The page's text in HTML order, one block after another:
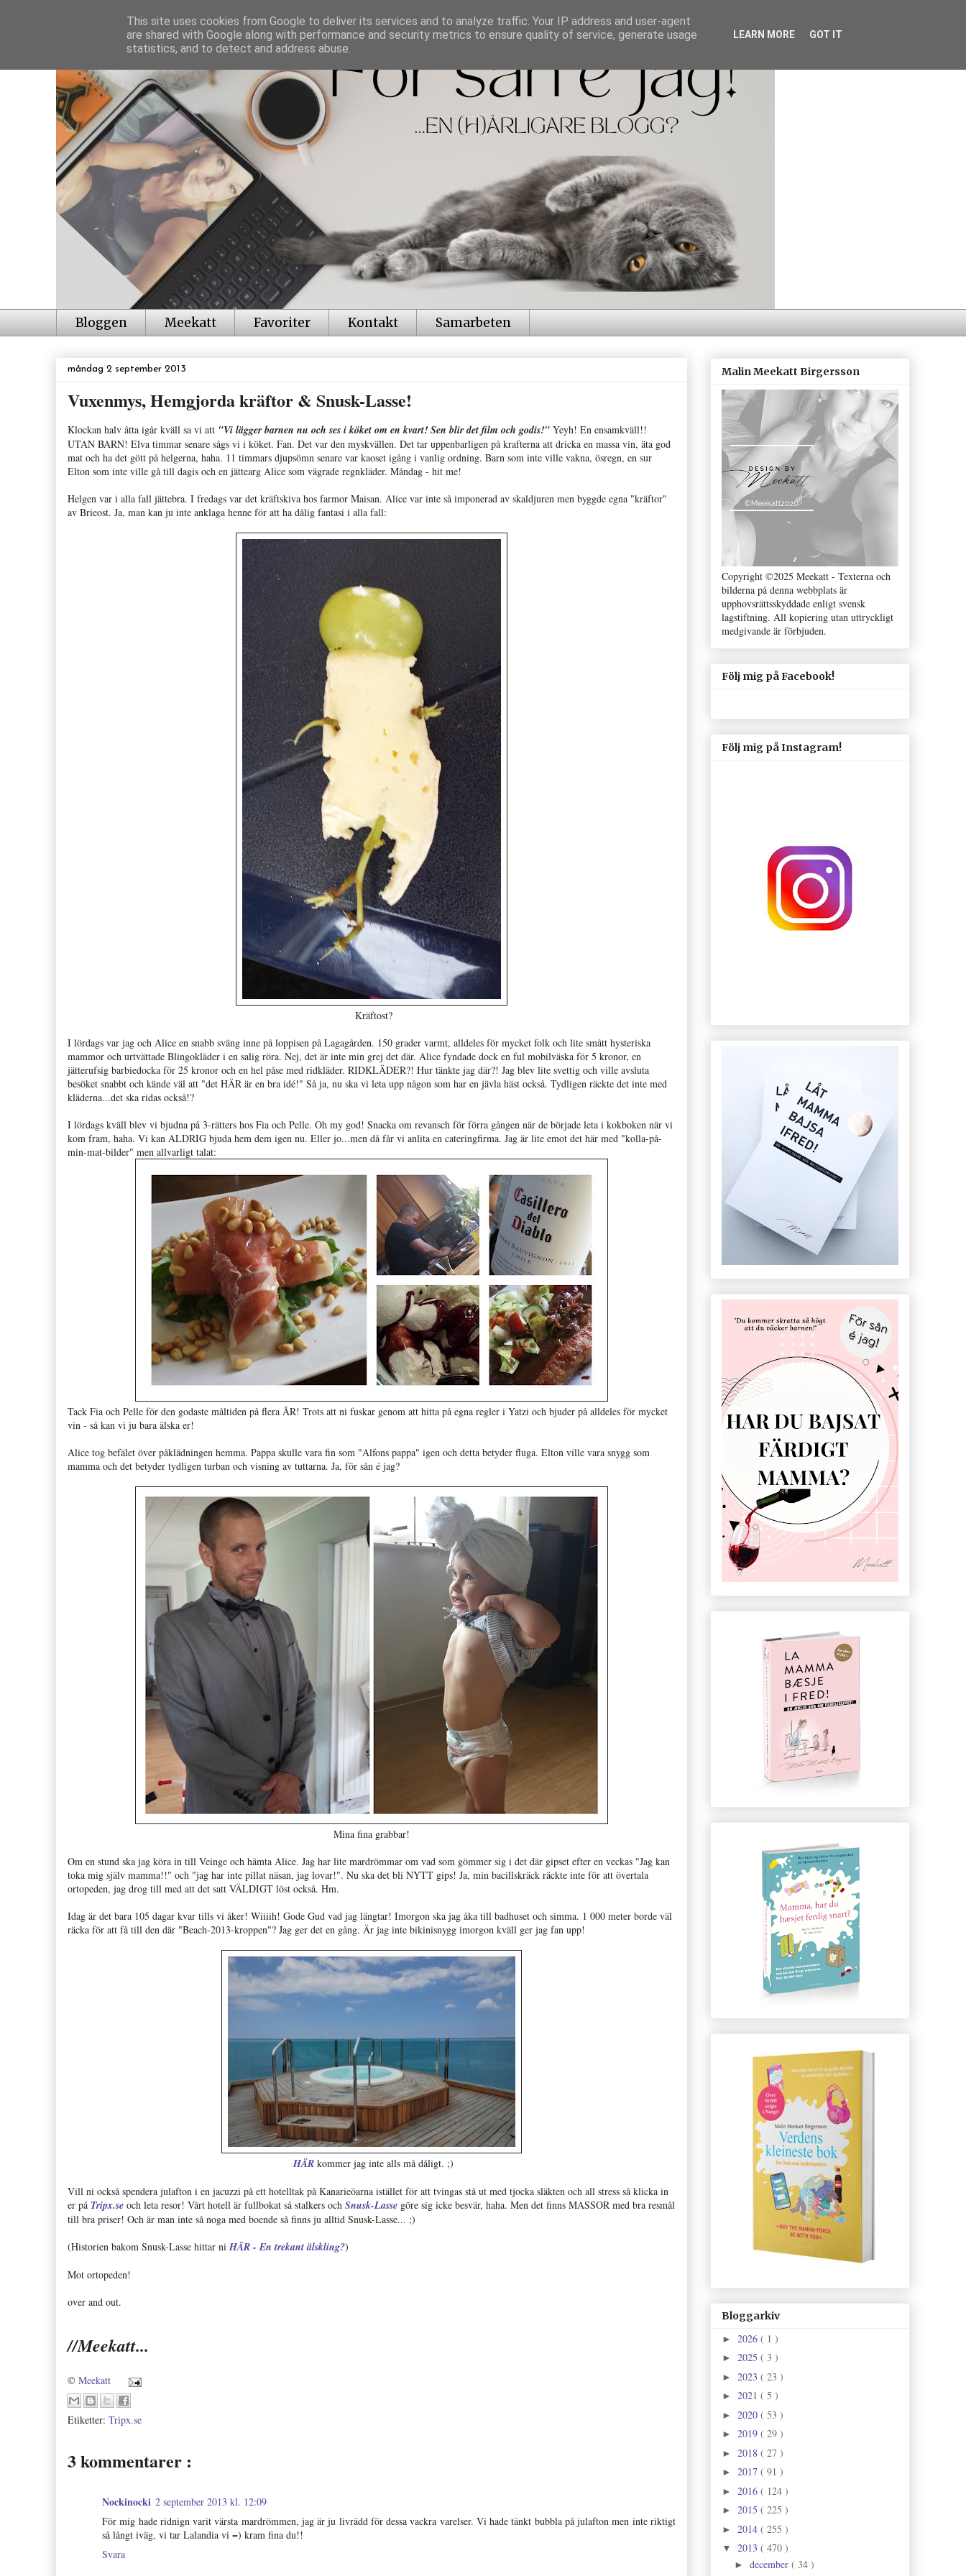
Bloggen Meekatt Favoriter Kontakt Samarbeten
måndag 2 september 2013
Vuxenmys, Hemgjorda kräftor & Snusk-Lasse!
Klockan halv åtta igår kväll sa vi att "Vi lägger barnen nu och ses i köket om en kvart! Sen blir det film och godis!" Yeyh! En ensamkväll!!
UTAN BARN! Elva timmar senare sågs vi i köket. Fan. Det var den myskvällen. Det tar uppenbarligen på krafterna att dricka en massa vin, äta god
mat och ha det gött på helgerna, haha. 11 timmars djupsömn senare var kaoset igång i vanlig ordning. Barn som inte ville vakna, ösregn, en sur
Elton som inte ville gå till dagis och en jättearg Alice som vägrade regnkläder. Måndag - hit me!
Helgen var i alla fall jättebra. I fredags var det kräftskiva hos farmor Maisan. Alice var inte så imponerad av skaldjuren men byggde egna "kräftor"
av Brieost. Ja, man kan ju inte anklaga henne för att ha dålig fantasi i alla fall:
Kräftost?
I lördags var jag och Alice en snabb sväng inne på loppisen på Lagagården. 150 grader varmt, alldeles för mycket folk och lite smått hysteriska
mammor och urtvättade Blingokläder i en salig röra. Nej, det är inte min grej det där. Alice fyndade dock en ful mobilväska för 5 kronor, en
jätterufsig barbiedocka för 25 kronor och en hel påse med ridkläder. RIDKLÄDER?! Hur tänkte jag där?! Jag blev lite svettig och ville avsluta
besöket snabbt och kände väl att "det HÄR är en bra idé!" Så ja, nu ska vi leta upp någon som har en jävla häst också. Tydligen räckte det inte med
kläderna...det ska ridas också!?
I lördags kväll blev vi bjudna på 3-rätters hos Fia och Pelle. Oh my god! Snacka om revansch för förra gången när de började leta i kokboken när vi
kom fram, haha. Vi kan ALDRIG bjuda hem dem igen nu. Eller jo...men då får vi anlita en cateringfirma. Jag är lite emot det här med "kolla-på-
min-mat-bilder" men allvarligt talat:
Tack Fia och Pelle för den godaste måltiden på flera ÅR! Trots att ni fuskar genom att hitta på egna regler i Yatzi och bjuder på alldeles för mycket
vin - så kan vi ju bara älska er!
Alice tog befälet över påklädningen hemma. Pappa skulle vara fin som "Alfons pappa" igen och detta betyder fluga. Elton ville vara snygg som
mamma och det betyder tydligen turban och visning av tuttarna. Ja, för sån é jag?
Mina fina grabbar!
Om en stund ska jag köra in till Veinge och hämta Alice. Jag har lite mardrömmar om vad som gömmer sig i det där gipset efter en veckas "Jag kan
toka mig själv mamma!!" och "jag har inte pillat näsan, jag lovar!". Nu ska det bli NYTT gips! Ja, min bacillskräck räckte inte för att övertala
ortopeden, jag drog till med att det satt VÄLDIGT löst också. Hm.
Idag är det bara 105 dagar kvar tills vi åker! Wiiiih! Gode Gud vad jag längtar! Imorgon ska jag åka till badhuset och simma. 1 000 meter borde väl
räcka för att få till den där "Beach-2013-kroppen"? Jag ger det en gång. Är jag inte bikinisnygg imorgon kväll ger jag fan upp!
HÄR kommer jag inte alls må dåligt. ;)
Vill ni också spendera julafton i en jacuzzi på ett hotelltak på Kanarieöarna istället för att tvingas stå ut med tjocka släkten och all stress så klicka in
er på Tripx.se och leta resor! Vårt hotell är fullbokat så stalkers och Snusk-Lasse göre sig icke besvär, haha. Men det finns MASSOR med bra resmål
till bra priser! Och är man inte så noga med boende så finns ju alltid Snusk-Lasse... ;)
(Historien bakom Snusk-Lasse hittar niHÄR - En trekant älskling?)
Mot ortopeden!
over and out.
//Meekatt...
© Meekatt
Etiketter: Tripx.se
3 kommentarer :
Nockinocki 2 september 2013 kl. 12:09
För mig hade ridnign varit värsta mardrömmen, jag är ju livrädd för dessa vackra varelser. Vi hade tänkt bubbla på julafton men inte riktigt
så långt iväg, vi tar Lalandia vi =) kram fina du!!
Svara
Malin Meekatt Birgersson
Copyright ©2025 Meekatt - Texterna och
bilderna på denna webbplats är
upphovsrättsskyddade enligt svensk
lagstiftning. All kopiering utan uttryckligt
medgivande är förbjuden.
Följ mig på Facebook!
Följ mig på Instagram!
Bloggarkiv
► 2026 ( 1 )
► 2025 ( 3 )
► 2023 ( 23 )
► 2021 ( 5 )
► 2020 ( 53 )
► 2019 ( 29 )
► 2018 ( 27 )
► 2017 ( 91 )
► 2016 ( 124 )
► 2015 ( 225 )
► 2014 ( 255 )
▼ 2013 ( 470 )
► december ( 34 )
This site uses cookies from Google to deliver its services and to analyze traffic. Your IP address and user-agent
are shared with Google along with performance and security metrics to ensure quality of service, generate usage
statistics, and to detect and address abuse.
LEARN MORE GOT IT